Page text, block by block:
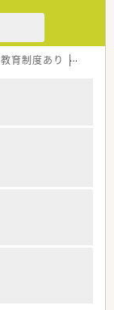
教育制度あり シフト